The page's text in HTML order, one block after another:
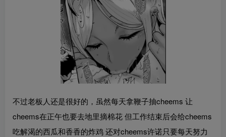
不过老板人还是很好的，虽然每天拿鞭子抽cheems 让
cheems在正午也要去地里摘棉花 但工作结束后会给cheems
吃解渴的西瓜和香香的炸鸡 还对cheems许诺只要每天努力